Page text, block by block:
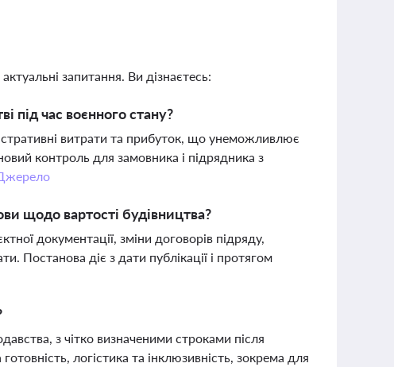
запитання. Ви дізнаєтесь:
під час воєнного стану?
витрати та прибуток, що унеможливлює
контроль для замовника і підрядника з
щодо вартості будівництва?
документації, зміни договорів підряду,
Постанова діє з дати публікації і протягом
з чітко визначеними строками після
логістика та інклюзивність, зокрема для